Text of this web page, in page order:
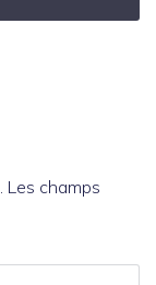
Les champs